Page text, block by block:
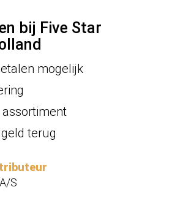
bij Five Star
mogelijk
terug
S